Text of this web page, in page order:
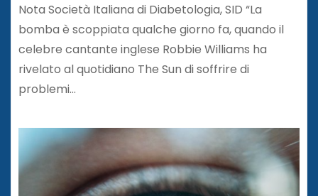
Nota Società Italiana di Diabetologia, SID “La
bomba è scoppiata qualche giorno fa, quando il
celebre cantante inglese Robbie Williams ha
rivelato al quotidiano The Sun di soffrire di
problemi…